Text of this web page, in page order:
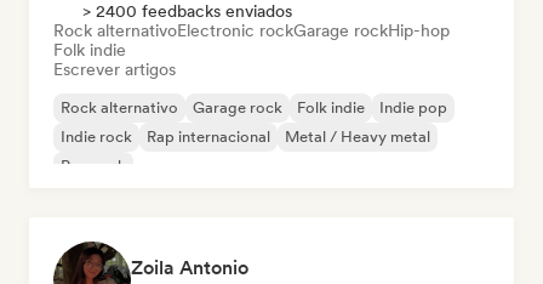
> 2400 feedbacks enviados
Rock alternativoElectronic rockGarage rockHip-hop
Folk indie
Escrever artigos
Rock alternativo Garage rock Folk indie
Indie pop
Indie rock
Rap internacional
Metal / Heavy metal
Pop rock
Zoila Antonio